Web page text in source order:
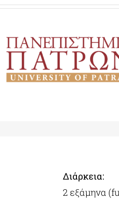
Διάρκεια:
2 εξάμηνα